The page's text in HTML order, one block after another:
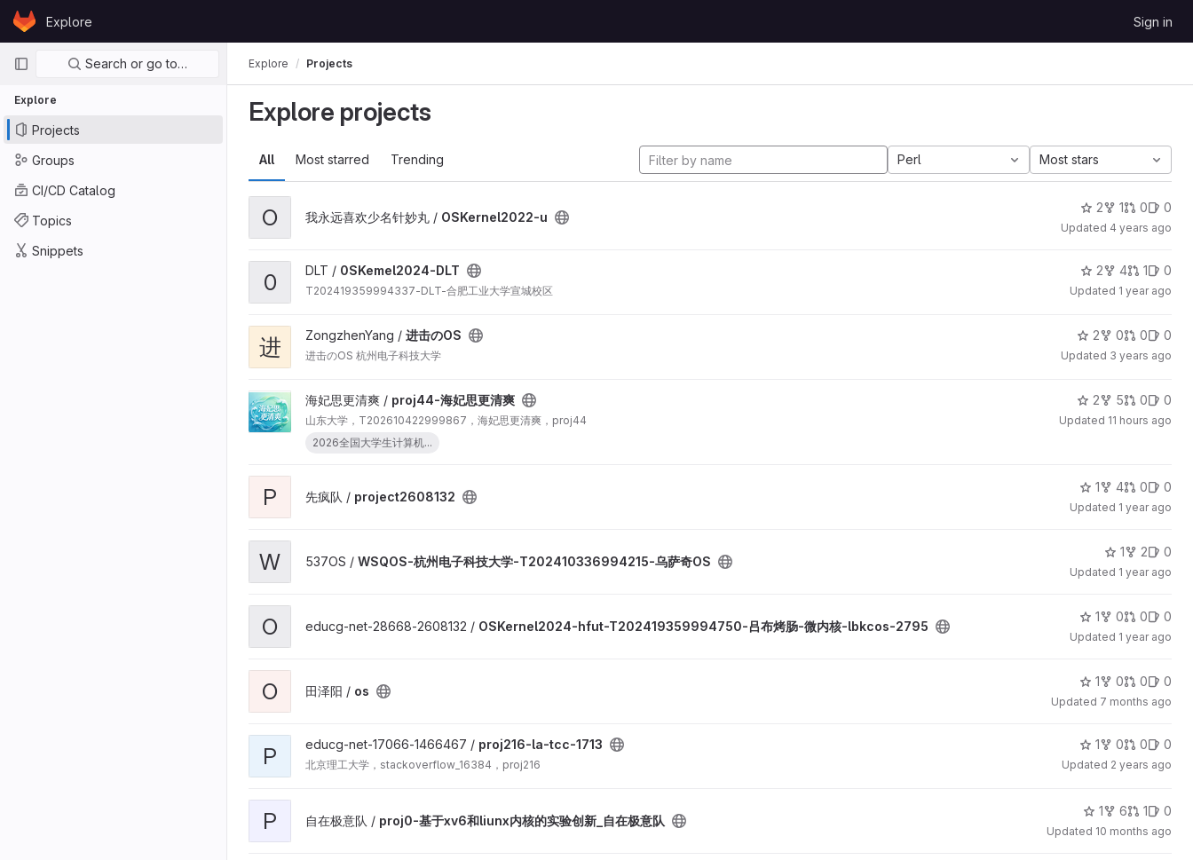
Skip to content
GitLabExplore Sign in
Primary navigation
Search or go to…
Explore
Projects
Groups
CI/CD Catalog
Topics
Snippets
Explore Projects
Explore projects
All Most starred Trending Perl Most stars
O 我永远喜欢少名针妙丸 / OSKernel2022-u
2 1 0 0
Updated 4 years ago
0 DLT / 0SKemel2024-DLT
T202419359994337-DLT-合肥工业大学宣城校区
2 4 1 0
Updated 1 year ago
进 ZongzhenYang / 进击のOS
进击のOS 杭州电子科技大学
2 0 0 0
Updated 3 years ago
海妃思更清爽 / proj44-海妃思更清爽
山东大学，T202610422999867，海妃思更清爽，proj44
2026全国大学生计算机...
2 5 0 0
Updated 11 hours ago
P 先疯队 / project2608132
1 4 0 0
Updated 1 year ago
W 537OS / WSQOS-杭州电子科技大学-T202410336994215-乌萨奇OS
1 2 0
Updated 1 year ago
O educg-net-28668-2608132 / OSKernel2024-hfut-T202419359994750-吕布烤肠-微内核-lbkcos-2795
1 0 0 0
Updated 1 year ago
O 田泽阳 / os
1 0 0 0
Updated 7 months ago
P educg-net-17066-1466467 / proj216-la-tcc-1713
北京理工大学，stackoverflow_16384，proj216
1 0 0 0
Updated 2 years ago
P 自在极意队 / proj0-基于xv6和liunx内核的实验创新_自在极意队
1 6 1 0
Updated 10 months ago